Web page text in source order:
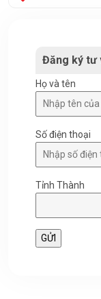
Đăng ký tư
Họ và tên
Số điện thoại
Tỉnh Thành